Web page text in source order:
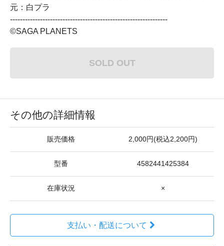
元：白プラ
---------------------------------------------------------------
©SAGA PLANETS
SOLD OUT
その他の詳細情報
販売価格 2,000円(税込2,200円)
型番 4582441425384
在庫状況 ×
支払い・配送について